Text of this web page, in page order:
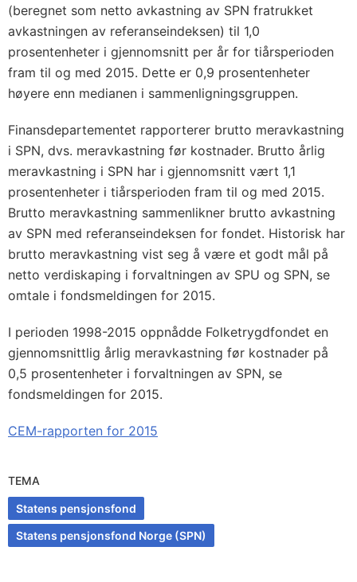
(beregnet som netto avkastning av SPN fratrukket
avkastningen av referanseindeksen) til 1,0
prosentenheter i gjennomsnitt per år for tiårsperioden
fram til og med 2015. Dette er 0,9 prosentenheter
høyere enn medianen i sammenligningsgruppen.
Finansdepartementet rapporterer brutto meravkastning
i SPN, dvs. meravkastning før kostnader. Brutto årlig
meravkastning i SPN har i gjennomsnitt vært 1,1
prosentenheter i tiårsperioden fram til og med 2015.
Brutto meravkastning sammenlikner brutto avkastning
av SPN med referanseindeksen for fondet. Historisk har
brutto meravkastning vist seg å være et godt mål på
netto verdiskaping i forvaltningen av SPU og SPN, se
omtale i fondsmeldingen for 2015.
I perioden 1998-2015 oppnådde Folketrygdfondet en
gjennomsnittlig årlig meravkastning før kostnader på
0,5 prosentenheter i forvaltningen av SPN, se
fondsmeldingen for 2015.
CEM-rapporten for 2015
TEMA
Statens pensjonsfond
Statens pensjonsfond Norge (SPN)